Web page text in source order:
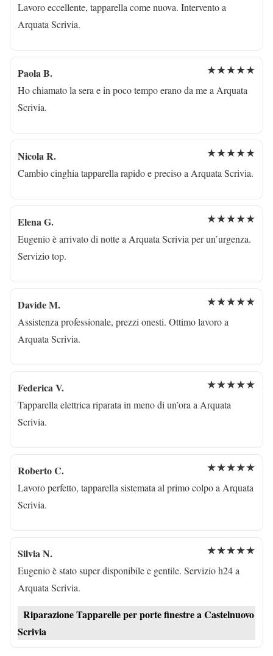
Lavoro eccellente, tapparella come nuova. Intervento a
Arquata Scrivia.
Paola B. ★★★★★
Ho chiamato la sera e in poco tempo erano da me a Arquata
Scrivia.
Nicola R. ★★★★★
Cambio cinghia tapparella rapido e preciso a Arquata Scrivia.
Elena G. ★★★★★
Eugenio è arrivato di notte a Arquata Scrivia per un’urgenza.
Servizio top.
Davide M. ★★★★★
Assistenza professionale, prezzi onesti. Ottimo lavoro a
Arquata Scrivia.
Federica V. ★★★★★
Tapparella elettrica riparata in meno di un’ora a Arquata
Scrivia.
Roberto C. ★★★★★
Lavoro perfetto, tapparella sistemata al primo colpo a Arquata
Scrivia.
Silvia N. ★★★★★
Eugenio è stato super disponibile e gentile. Servizio h24 a
Arquata Scrivia.
Riparazione Tapparelle per porte finestre a Castelnuovo
Scrivia